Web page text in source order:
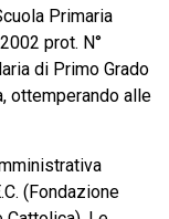
Primaria
prot. N°
di Primo Grado
ottemperando alle
(Fondazione